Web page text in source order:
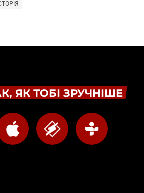
ЯК ТОБІ ЗРУЧНІШЕ